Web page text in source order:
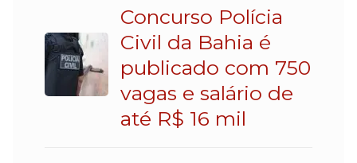
Concurso Polícia
Civil da Bahia é
publicado com 750
vagas e salário de
até R$ 16 mil